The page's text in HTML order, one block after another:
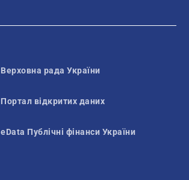
Верховна рада України
Портал відкритих даних
eData Публічні фінанси України